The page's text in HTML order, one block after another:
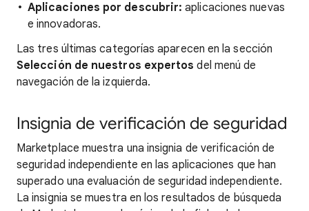
Aplicaciones por descubrir: aplicaciones nuevas
e innovadoras.
Las tres últimas categorías aparecen en la sección
Selección de nuestros expertos del menú de
navegación de la izquierda.
Insignia de verificación de seguridad
Marketplace muestra una insignia de verificación de
seguridad independiente en las aplicaciones que han
superado una evaluación de seguridad independiente.
La insignia se muestra en los resultados de búsqueda